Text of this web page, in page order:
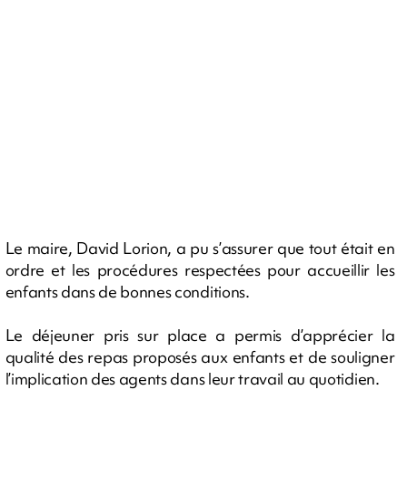
Le maire, David Lorion, a pu s’assurer que tout était en
ordre et les procédures respectées pour accueillir les
enfants dans de bonnes conditions.
Le déjeuner pris sur place a permis d’apprécier la
qualité des repas proposés aux enfants et de souligner
l’implication des agents dans leur travail au quotidien.